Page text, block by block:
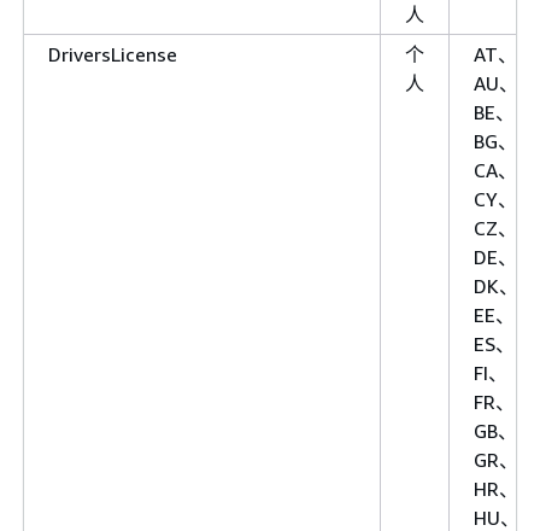
人
DriversLicense
个
人
AT、
AU、
BE、
BG、
CA、
CY、
CZ、
DE、
DK、
EE、
ES、
FI、
FR、
GB、
GR、
HR、
HU、